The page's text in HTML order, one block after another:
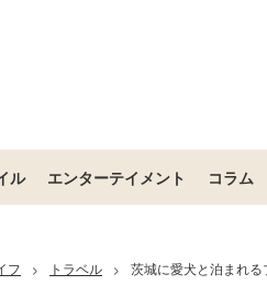
ル エンターテイメント コラム
フ > トラベル > 茨城に愛犬と泊まれ